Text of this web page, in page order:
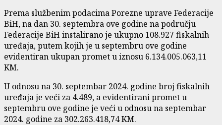
Prema službenim podacima Porezne uprave Federacije
BiH, na dan 30. septembra ove godine na području
Federacije BiH instalirano je ukupno 108.927 fiskalnih
uređaja, putem kojih je u septembru ove godine
evidentiran ukupan promet u iznosu 6.134.005.063,11
KM.
U odnosu na 30. septembar 2024. godine broj fiskalnih
uređaja je veći za 4.489, a evidentirani promet u
septembru ove godine je veći u odnosu na septembar
2024. godine za 302.263.418,74 KM.